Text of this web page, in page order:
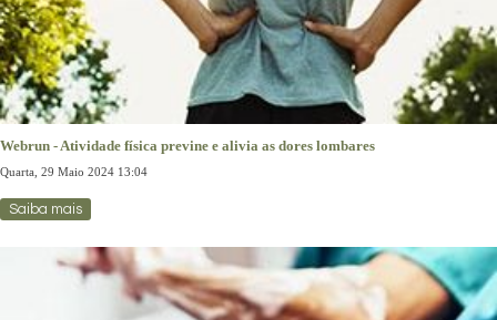
Webrun - Atividade física previne e alivia as dores lombares
Quarta, 29 Maio 2024 13:04
Saiba mais